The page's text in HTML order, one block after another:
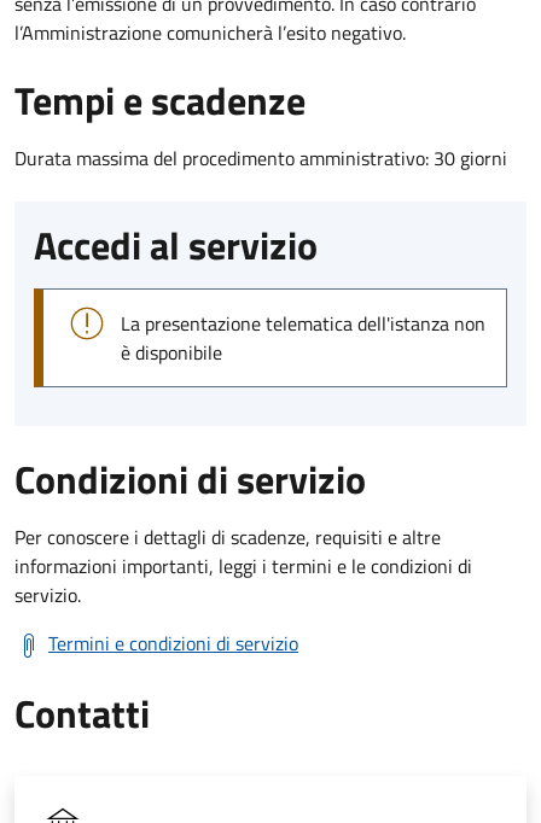
l’Amministrazione comunicherà l’esito negativo.
Tempi e scadenze
Durata massima del procedimento amministrativo: 30 giorni
Accedi al servizio
La presentazione telematica dell'istanza non
è disponibile
Condizioni di servizio
Per conoscere i dettagli di scadenze, requisiti e altre
informazioni importanti, leggi i termini e le condizioni di
servizio.
Termini e condizioni di servizio
Contatti